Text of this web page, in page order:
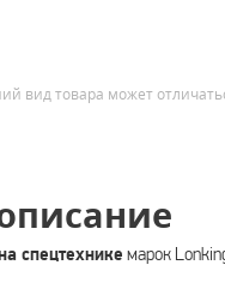
вид товара может
спецтехнике марок